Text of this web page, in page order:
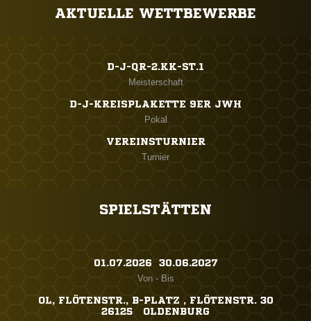
AKTUELLE WETTBEWERBE
D-J-QR-2.KK-ST.1
Meisterschaft
D-J-KREISPLAKETTE 9ER JWH
Pokal
VEREINSTURNIER
Turnier
SPIELSTÄTTEN
01.07.2026 ​ 30.06.2027
Von - Bis
OL, FLÖTENSTR., B-PLATZ , FLÖTENSTR. 30
26125 OLDENBURG